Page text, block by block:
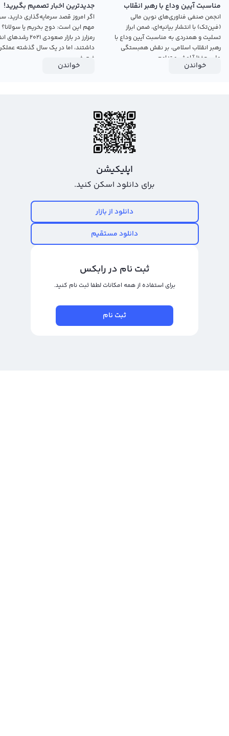
مناسبت آیین وداع با رهبر انقلاب
اسلامی
انجمن صنفی فناوری‌های نوین مالی
(فین‌تک) با انتشار بیانیه‌ای، ضمن ابراز
تسلیت و همدردی به مناسبت آیین وداع با
رهبر انقلاب اسلامی، بر نقش همبستگی
ملی، حفظ آرامش و تداوم...
خواندن
جدیدترین اخبار تصمیم بگیرید!
اگر امروز قصد سرمایه‌گذاری دارید،
مهم این است: دوج بخریم یا
رمزارز در بازار صعودی ۲۰۲۱
داشتند، اما در یک سال گذشته
ضعیفی...
خواندن
اپلیکیشن
برای دانلود اسکن کنید.
دانلود از بازار
دانلود مستقیم
ثبت نام در رابکس
برای استفاده از همه امکانات لطفا ثبت نام کنید.
ثبت نام